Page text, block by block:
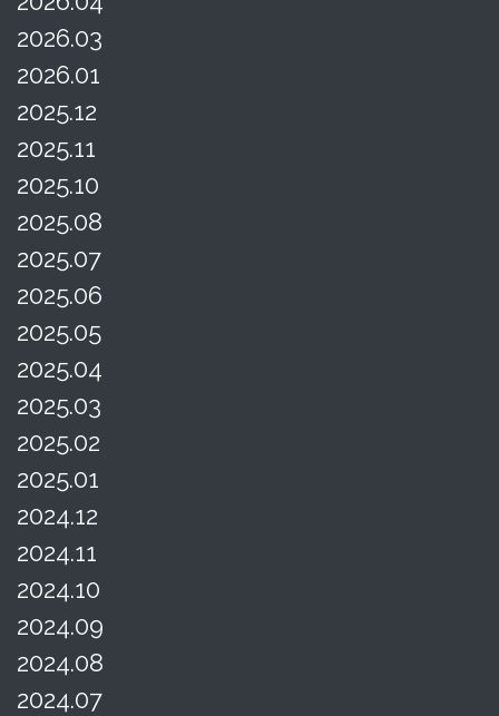
2026.03
2026.01
2025.12
2025.11
2025.10
2025.08
2025.07
2025.06
2025.05
2025.04
2025.03
2025.02
2025.01
2024.12
2024.11
2024.10
2024.09
2024.08
2024.07